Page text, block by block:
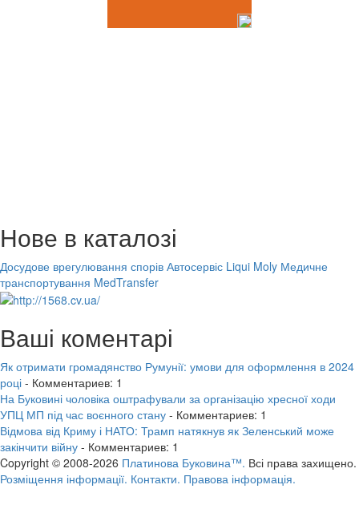
Нове в каталозі
Досудове врегулювання спорів Автосервіс Liqui Moly Медичне
транспортування MedTransfer
Ваші коментарі
Як отримати громадянство Румунії: умови для оформлення в 2024
році - Комментариев: 1
На Буковині чоловіка оштрафували за організацію хресної ходи
УПЦ МП під час воєнного стану - Комментариев: 1
Відмова від Криму і НАТО: Трамп натякнув як Зеленський може
закінчити війну - Комментариев: 1
Copyright © 2008-2026 Платинова Буковина™. Всі права захищено.
Розміщення інформації. Контакти. Правова інформація.